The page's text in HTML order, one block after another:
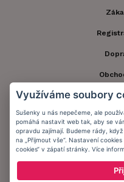
Ochrana
Zůstaňte s
Využíváme soubory
Sušenky u nás nepečeme, ale
pomáhá nastavit web tak, aby se
opravdu zajímají. Budeme rády,
na „Přijmout vše“. Nastavení
cookies“ v zápatí stránky. Více